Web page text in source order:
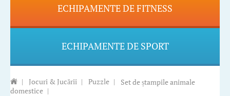
ECHIPAMENTE DE FITNESS
ECHIPAMENTE DE SPORT
| Jocuri & Jucării | Puzzle |
Set de ștampile animale
domestice |